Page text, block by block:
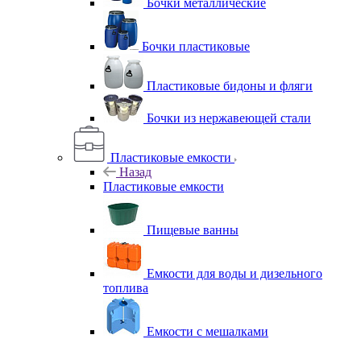
Бочки металлические
Бочки пластиковые
Пластиковые бидоны и фляги
Бочки из нержавеющей стали
Пластиковые емкости
Назад
Пластиковые емкости
Пищевые ванны
Емкости для воды и дизельного
топлива
Емкости с мешалками